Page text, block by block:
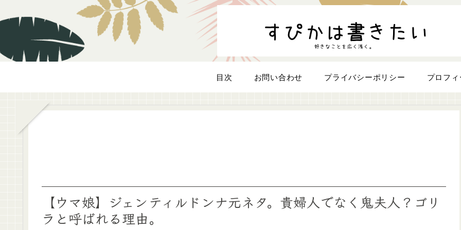
目次 お問い合わせ プライバシーポリシー プロフ
【ウマ娘】ジェンティルドンナ元ネタ。貴婦人でなく鬼夫人？ゴリ
ラと呼ばれる理由。